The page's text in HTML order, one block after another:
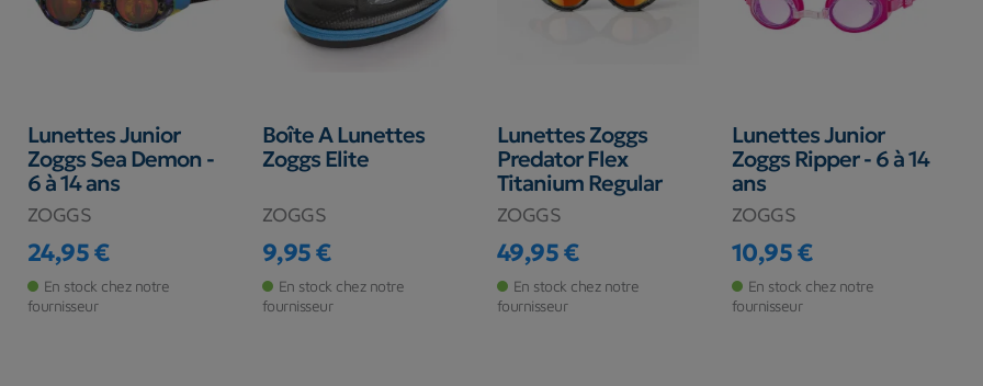
Lunettes Junior
Zoggs Sea Demon -
6 à 14 ans
ZOGGS
Prix
24,95 €
En stock chez notre
fournisseur
Boîte A Lunettes
Zoggs Elite
ZOGGS
Prix
9,95 €
En stock chez notre
fournisseur
Lunettes Zoggs
Predator Flex
Titanium Regular
ZOGGS
Prix
49,95 €
En stock chez notre
fournisseur
Lunettes Junior
Zoggs Ripper - 6 à 14
ans
ZOGGS
Prix
10,95 €
En stock chez notre
fournisseur